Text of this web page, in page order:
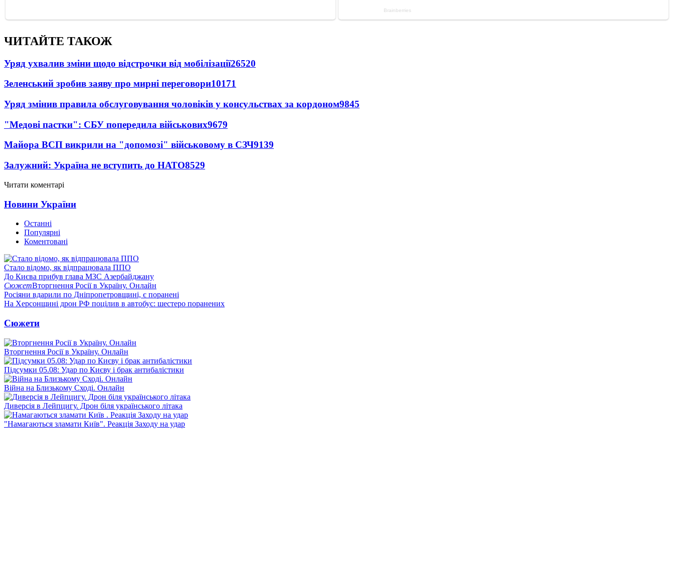
ЧИТАЙТЕ ТАКОЖ
Уряд ухвалив зміни щодо відстрочки від мобілізації26520
Зеленський зробив заяву про мирні переговори10171
Уряд змінив правила обслуговування чоловіків у консульствах за кордоном9845
"Медові пастки": СБУ попередила військових9679
Майора ВСП викрили на "допомозі" військовому в СЗЧ9139
Залужний: Україна не вступить до НАТО8529
Читати коментарі
Новини України
Останні
Популярні
Коментовані
Стало відомо, як відпрацювала ППО
До Києва прибув глава МЗС Азербайджану
СюжетВторгнення Росії в Україну. Онлайн
Росіяни вдарили по Дніпропетровщині, є поранені
На Херсонщині дрон РФ поцілив в автобус: шестеро поранених
Сюжети
Вторгнення Росії в Україну. Онлайн
Підсумки 05.08: Удар по Києву і брак антибалістики
Війна на Близькому Сході. Онлайн
Диверсія в Лейпцигу. Дрон біля українського літака
"Намагаються зламати Київ". Реакція Заходу на удар